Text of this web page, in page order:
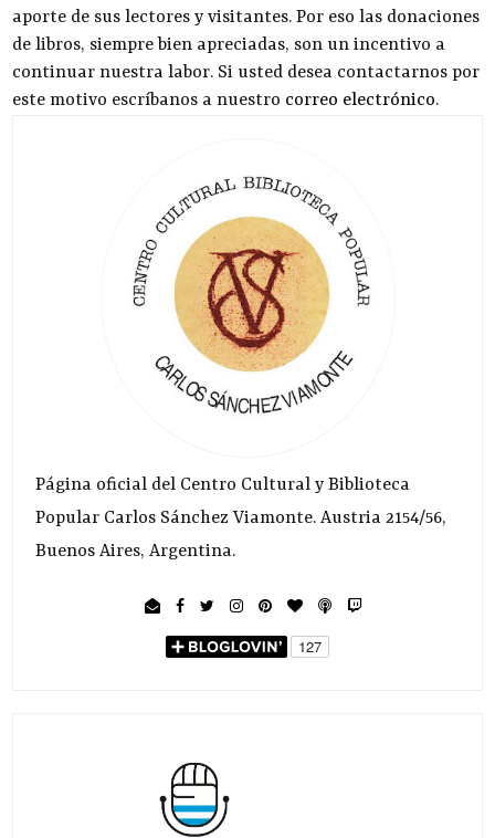
aporte de sus lectores y visitantes. Por eso las donaciones
de libros, siempre bien apreciadas, son un incentivo a
continuar nuestra labor. Si usted desea contactarnos por
este motivo escríbanos a nuestro correo electrónico.
Página oficial del Centro Cultural y Biblioteca
Popular Carlos Sánchez Viamonte. Austria 2154/56,
Buenos Aires, Argentina.